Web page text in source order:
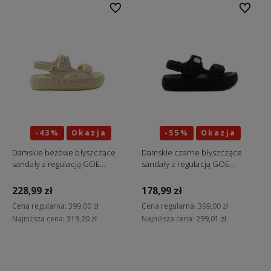
-43% Okazja
Damskie beżówe błyszczące
sandały z regulacją GOE
228,99 zł
Cena regularna: 399,00 zł
Najniższa cena: 319,20 zł
Do ulubionych
-55% Okazja
Damskie czarne błyszczące
sandały z regulacją GOE
178,99 zł
Cena regularna: 399,00 zł
Najniższa cena: 299,01 zł
Do